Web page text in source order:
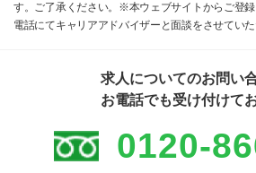
す。ご了承ください。※本ウェブサイトからご登
電話にてキャリアアドバイザーと面談をさせていた
求人についてのお問い
お電話でも受け付けて
0120-